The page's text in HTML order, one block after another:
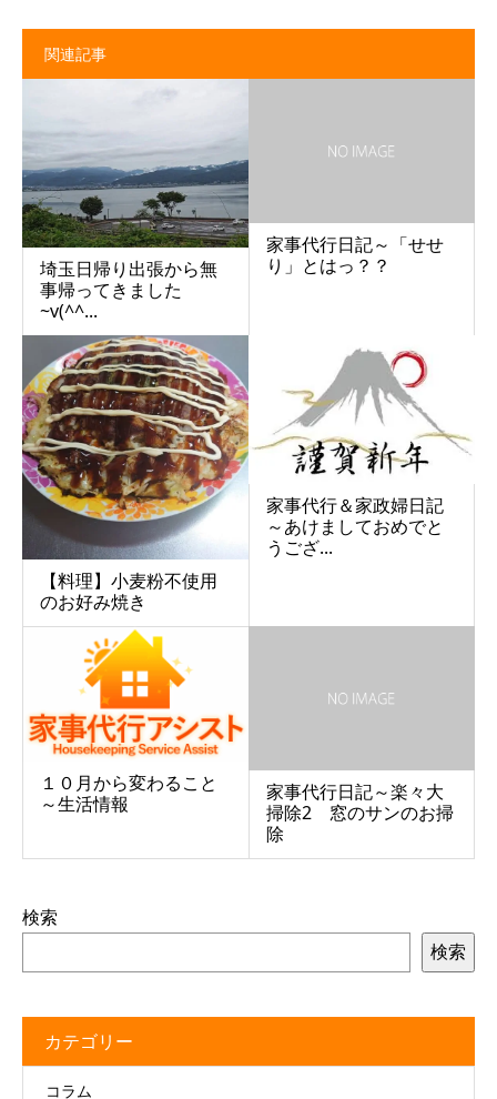
関連記事
埼玉日帰り出張から無
事帰ってきました
~v(^^...
家事代行日記～「せせ
り」とはっ？？
【料理】小麦粉不使用
のお好み焼き
家事代行＆家政婦日記
～あけましておめでと
うござ...
１０月から変わること
～生活情報
家事代行日記～楽々大
掃除2 窓のサンのお掃
除
検索
検索
カテゴリー
コラム